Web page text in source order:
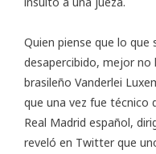
Quien piense que lo que
desapercibido, mejor
brasileño Vanderlei
que una vez fue técnico
Real Madrid español,
reveló en Twitter que